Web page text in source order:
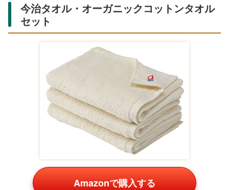
今治タオル・オーガニックコットンタオル
セット
Amazonで購入する